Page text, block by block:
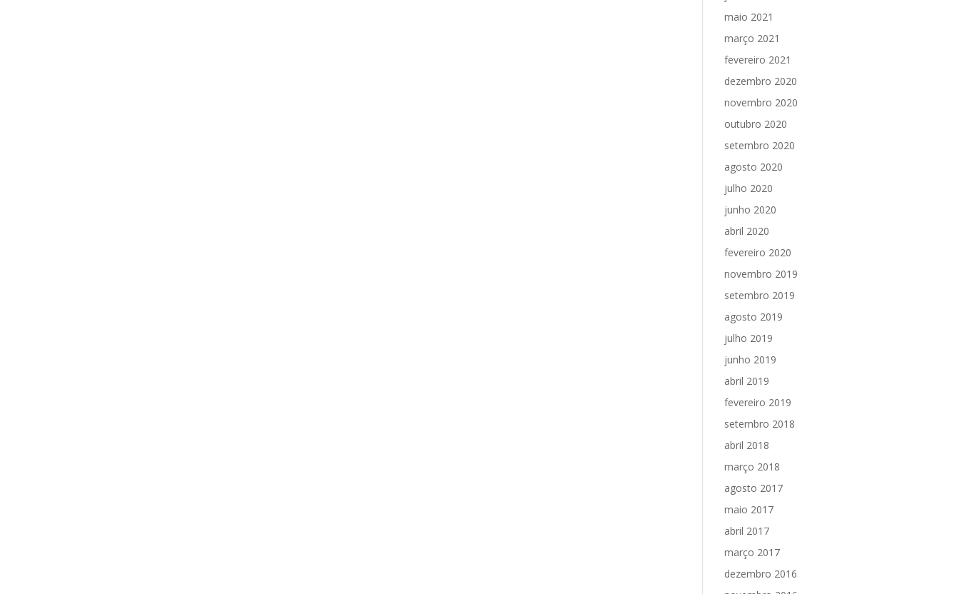
maio 2021
março 2021
fevereiro 2021
dezembro 2020
novembro 2020
outubro 2020
setembro 2020
agosto 2020
julho 2020
junho 2020
abril 2020
fevereiro 2020
novembro 2019
setembro 2019
agosto 2019
julho 2019
junho 2019
abril 2019
fevereiro 2019
setembro 2018
abril 2018
março 2018
agosto 2017
maio 2017
abril 2017
março 2017
dezembro 2016